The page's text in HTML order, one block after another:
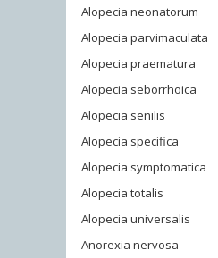
Alopecia neonatorum
Alopecia parvimaculata
Alopecia praematura
Alopecia seborrhoica
Alopecia senilis
Alopecia specifica
Alopecia symptomatica
Alopecia totalis
Alopecia universalis
Anorexia nervosa